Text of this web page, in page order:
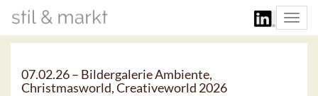
07.02.26 – Bildergalerie Ambiente,
Christmasworld, Creativeworld 2026